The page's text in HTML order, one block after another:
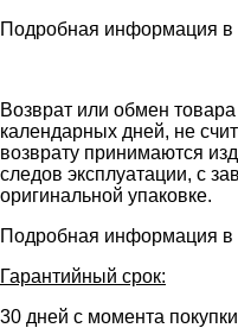
Подробная информация в
Возврат или обмен
календарных дней, не
возврату принимаются
следов эксплуатации, с
оригинальной упаковке.
Подробная информация в
Гарантийный срок:
30 дней с момента